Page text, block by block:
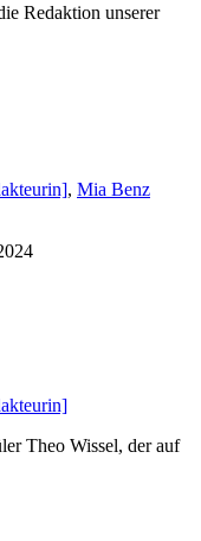
Redaktion unserer
, Mia Benz
Theo Wissel, der auf